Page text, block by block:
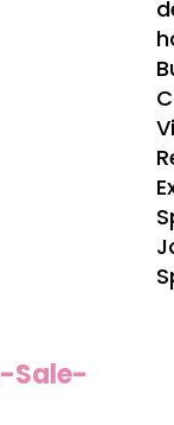
Sale-